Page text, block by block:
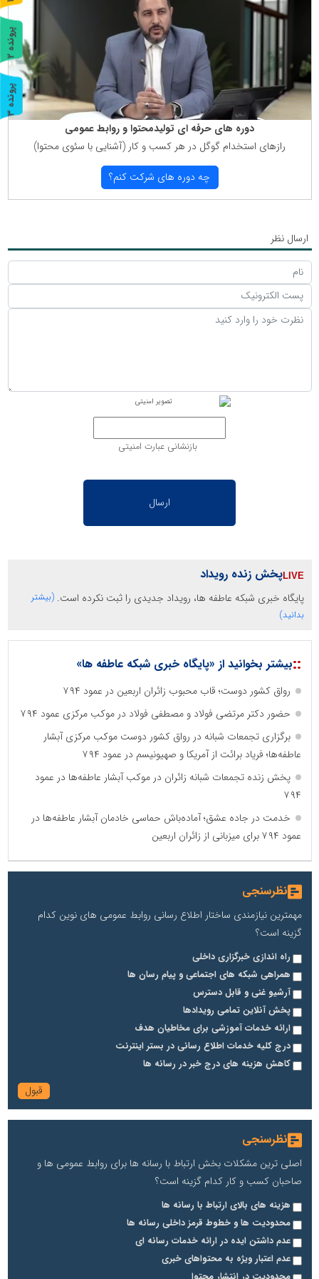
دوره های حرفه ای تولیدمحتوا و روابط عمومی
رازهای استخدام گوگل در هر كسب و كار (آشنایی با سئوی محتوا)
چه دوره های شركت كنم؟
ارسال نظر
بازنشانی عبارت امنیتی
پخش زنده رویداد
پایگاه خبری شبکه عاطفه ها، رویداد جدیدی را ثبت نکرده است. (بیشتر
بدانید)
::بیشتر بخوانید از «پایگاه خبری شبکه عاطفه ها»
رواق کشور دوست؛ قاب محبوب زائران اربعین در عمود ۷۹۴
حضور دکتر مرتضی فولاد و مصطفی فولاد در موکب مرکزی عمود ۷۹۴
برگزاری تجمعات شبانه در رواق کشور دوست موکب مرکزی آبشار
عاطفه‌ها؛ فریاد برائت از آمریکا و صهیونیسم در عمود ۷۹۴
پخش زنده تجمعات شبانه زائران در موکب آبشار عاطفه‌ها در عمود
۷۹۴
خدمت در جاده عشق؛ آماده‌باش حماسی خادمان آبشار عاطفه‌ها در
عمود ۷۹۴ برای میزبانی از زائران اربعین
نظرسنجی
مهمترین نیازمندی ساختار اطلاع رسانی روابط عمومی های نوین کدام
گزینه است؟
راه اندازی خبرگزاری داخلی
همراهی شبکه های اجتماعی و پیام رسان ها
آرشیو غنی و قابل دسترس
پخش آنلاین تمامی رویدادها
ارائه خدمات آموزشی برای مخاطیان هدف
درج کلیه خدمات اطلاع رسانی در بستر اینترنت
کاهش هزینه های درج خبر در رسانه ها
نظرسنجی
اصلی ترین مشکلات بخش ارتباط با رسانه ها برای روابط عمومی ها و
صاحبان کسب و کار کدام گزینه است؟
هزینه های بالای ارتباط با رسانه ها
محدودیت ها و خطوط قرمز داخلی رسانه ها
عدم داشتن ایده در ارائه خدمات رسانه ای
عدم اعتبار ویژه به محتواهای خبری
ر
و
ن
د
ه
پ
ر
و
ن
د
ه
2
پ
ر
و
ن
د
ه
3